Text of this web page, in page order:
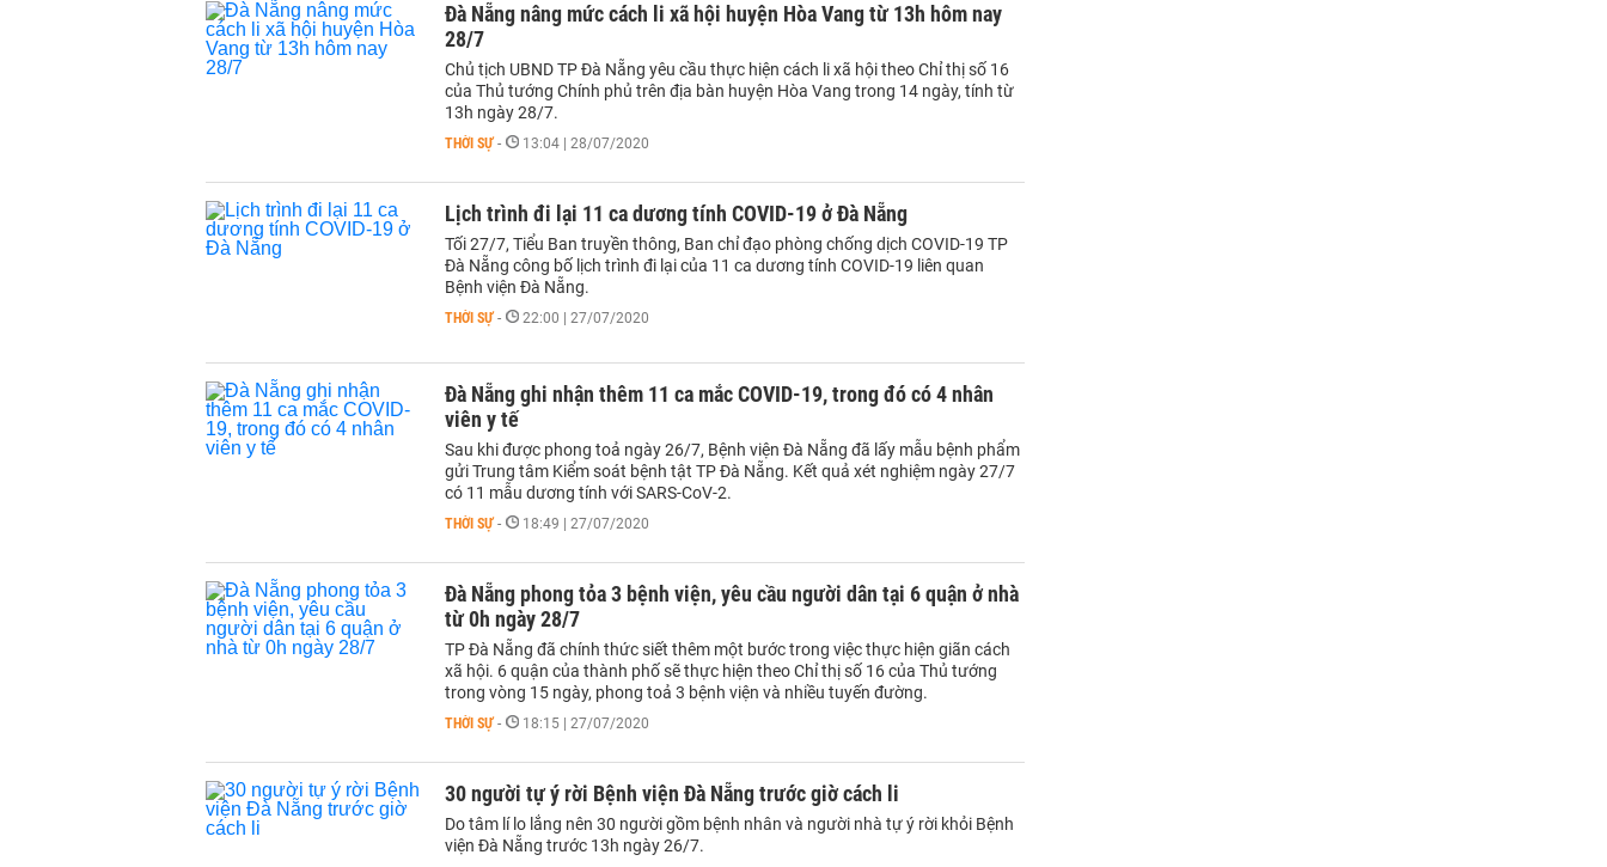
Đà Nẵng nâng mức cách li xã hội huyện Hòa Vang từ 13h hôm nay
28/7
Chủ tịch UBND TP Đà Nẵng yêu cầu thực hiện cách li xã hội theo Chỉ thị số 16
của Thủ tướng Chính phủ trên địa bàn huyện Hòa Vang trong 14 ngày, tính từ
13h ngày 28/7.
THỜI SỰ - 13:04 | 28/07/2020
Lịch trình đi lại 11 ca dương tính COVID-19 ở Đà Nẵng
Tối 27/7, Tiểu Ban truyền thông, Ban chỉ đạo phòng chống dịch COVID-19 TP
Đà Nẵng công bố lịch trình đi lại của 11 ca dương tính COVID-19 liên quan
Bệnh viện Đà Nẵng.
THỜI SỰ - 22:00 | 27/07/2020
Đà Nẵng ghi nhận thêm 11 ca mắc COVID-19, trong đó có 4 nhân
viên y tế
Sau khi được phong toả ngày 26/7, Bệnh viện Đà Nẵng đã lấy mẫu bệnh phẩm
gửi Trung tâm Kiểm soát bệnh tật TP Đà Nẵng. Kết quả xét nghiệm ngày 27/7
có 11 mẫu dương tính với SARS-CoV-2.
THỜI SỰ - 18:49 | 27/07/2020
Đà Nẵng phong tỏa 3 bệnh viện, yêu cầu người dân tại 6 quận ở nhà
từ 0h ngày 28/7
TP Đà Nẵng đã chính thức siết thêm một bước trong việc thực hiện giãn cách
xã hội. 6 quận của thành phố sẽ thực hiện theo Chỉ thị số 16 của Thủ tướng
trong vòng 15 ngày, phong toả 3 bệnh viện và nhiều tuyến đường.
THỜI SỰ - 18:15 | 27/07/2020
30 người tự ý rời Bệnh viện Đà Nẵng trước giờ cách li
Do tâm lí lo lắng nên 30 người gồm bệnh nhân và người nhà tự ý rời khỏi Bệnh
viện Đà Nẵng trước 13h ngày 26/7.